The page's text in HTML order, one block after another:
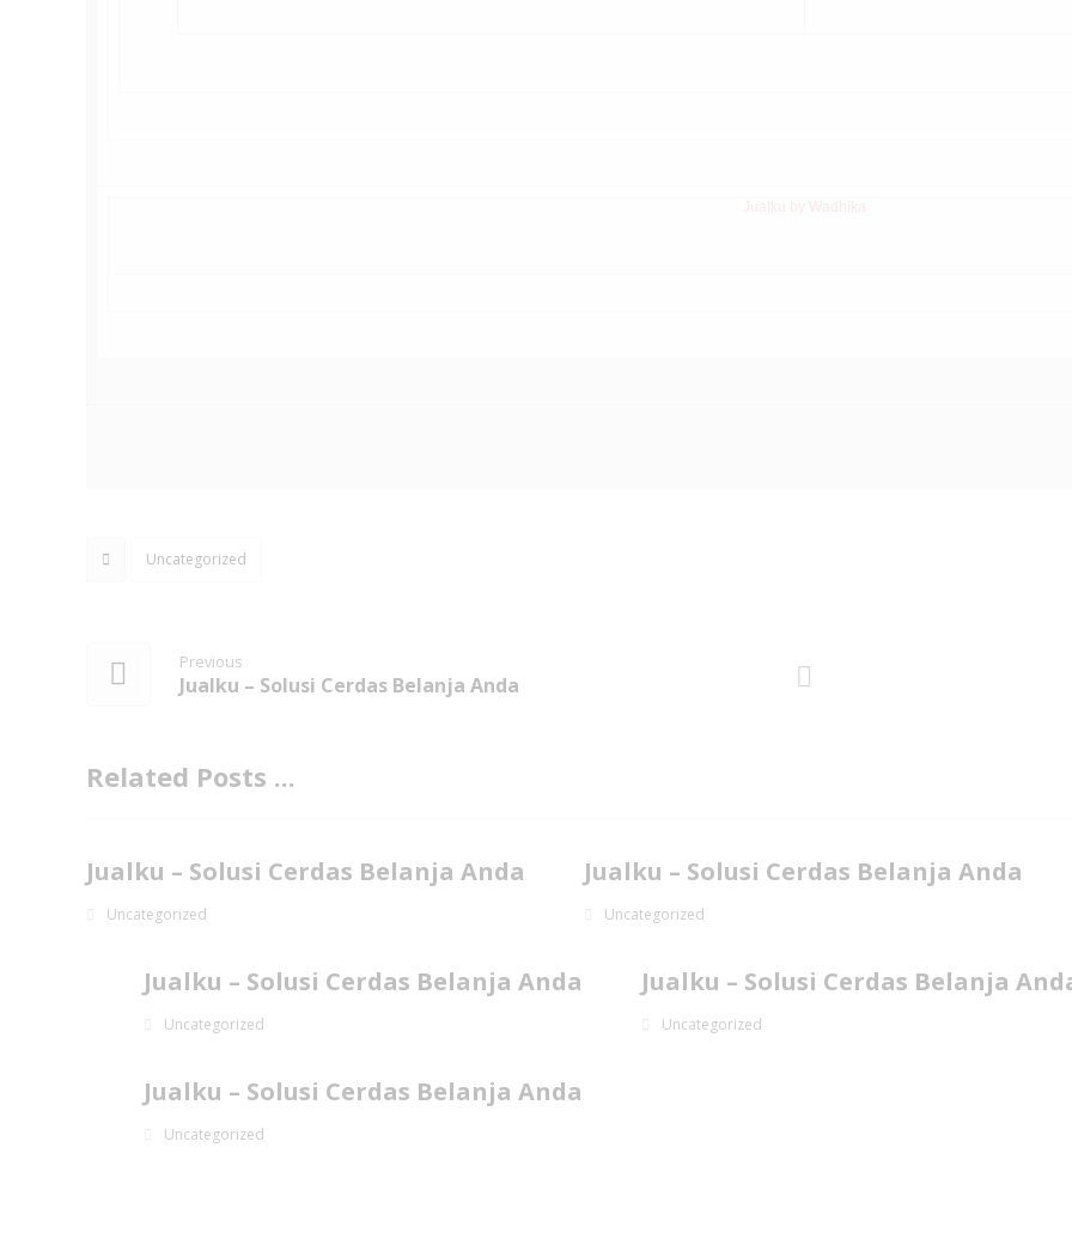
Uncategorized
Previous
Jualku – Solusi Cerdas Belanja Anda
Related Posts ...
Jualku – Solusi Cerdas Belanja Anda
Uncategorized
Jualku – Solusi Cerdas Belanja Anda
Uncategorized
Jualku – Solusi Cerdas Belanja Anda
Uncategorized
Jualku – Solusi Cerdas Belanja
Uncategorized
Jualku – Solusi Cerdas Belanja Anda
Uncategorized